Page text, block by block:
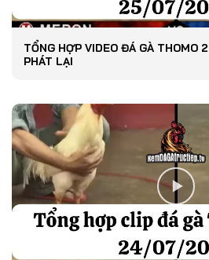
TỔNG HỢP VIDEO ĐÁ GÀ
PHÁT LẠI